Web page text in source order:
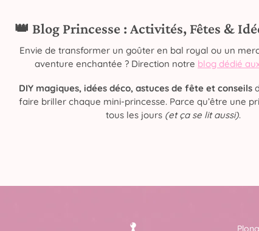
👑 Blog Princesse : Activités, Fêtes &
Envie de transformer un goûter en bal royal ou un
aventure enchantée ? Direction notre blog dédié
DIY magiques, idées déco, astuces de fête et conseils
faire briller chaque mini-princesse. Parce qu’être une
tous les jours (et ça se lit aussi).